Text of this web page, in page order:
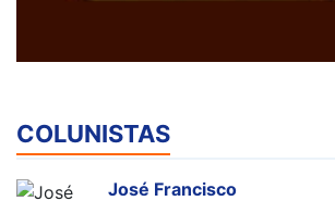
COLUNISTAS
José Francisco